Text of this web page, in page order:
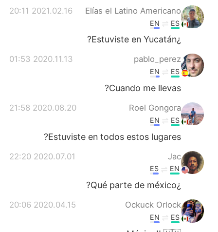
Elías el Latino Americano
2021.02.16 20:11
ES
EN
¿Estuviste en Yucatán?
pablo_perez
2020.11.13 01:53
ES
EN
Cuando me llevas?
Roel Gongora
2020.08.20 21:58
ES
EN
Estuviste en todos estos lugares?
Jac
2020.07.01 22:20
EN
ES
¿Qué parte de méxico?
Ockuck Orlock
2020.04.15 20:06
ES
EN